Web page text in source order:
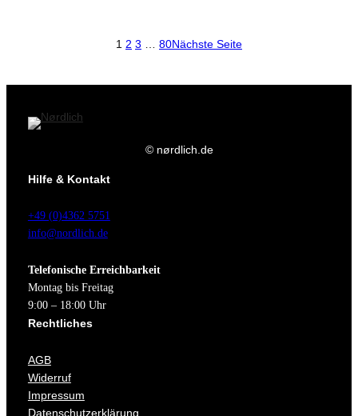
1 2 3 80Nächste Seite
© nørdlich.de
Hilfe & Kontakt
+49 (0)4362 5751
info@nordlich.de
Telefonische Erreichbarkeit
Montag bis Freitag
9:00 – 18:00 Uhr
Rechtliches
AGB
Widerruf
Impressum
Datenschutzerklärung